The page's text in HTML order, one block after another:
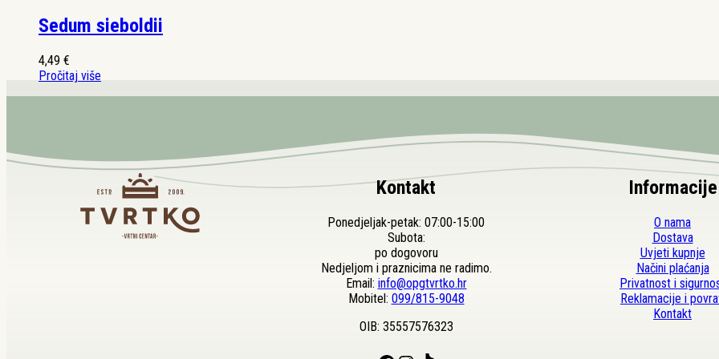
Sedum sieboldii
4,49 €
Pročitaj više
Kontakt
Ponedjeljak-petak: 07:00-15:00
Subota:
po dogovoru
Nedjeljom i praznicima ne radimo.
Email: info@opgtvrtko.hr
Mobitel: 099/815-9048
OIB: 35557576323
Informacije
O nama
Dostava
Uvjeti kupnje
Načini plaćanja
Privatnost i
Reklamacije i
Kontakt